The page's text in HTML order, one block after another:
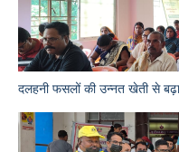
दलहनी फसलों की उन्नत खेती से